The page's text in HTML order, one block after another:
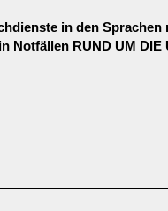
in den Sprachen
Notfällen RUND UM DIE